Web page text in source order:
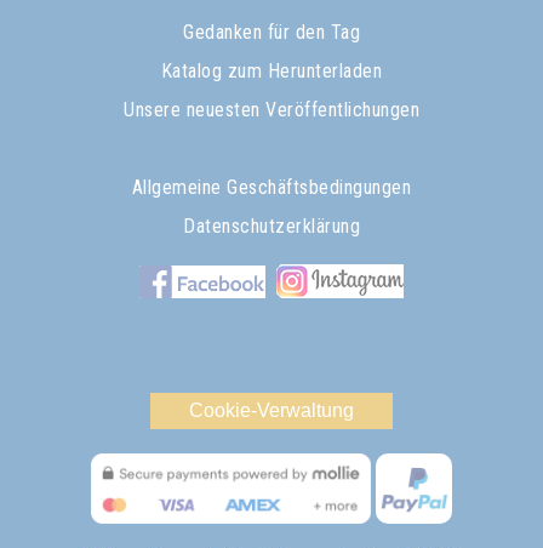
Gedanken für den Tag
Katalog zum Herunterladen
Unsere neuesten Veröffentlichungen
Allgemeine Geschäftsbedingungen
Datenschutzerklärung
Cookie-Verwaltung